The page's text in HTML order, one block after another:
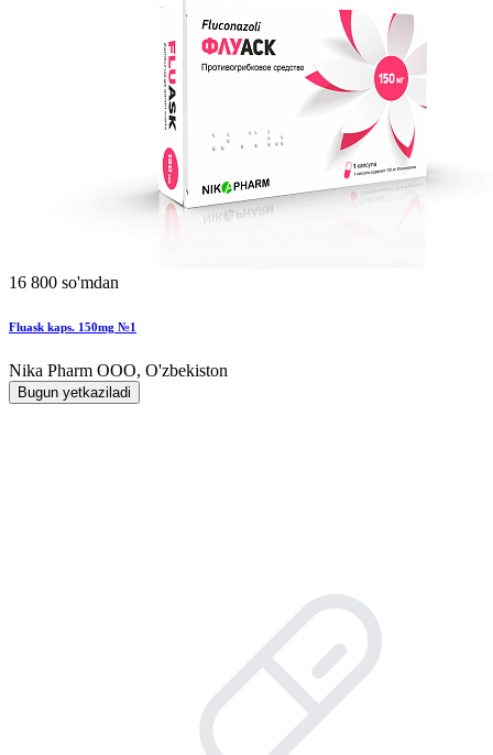
16 800 so'mdan
Fluask kaps. 150mg №1
Nika Pharm ООО, O'zbekiston
Bugun yetkaziladi